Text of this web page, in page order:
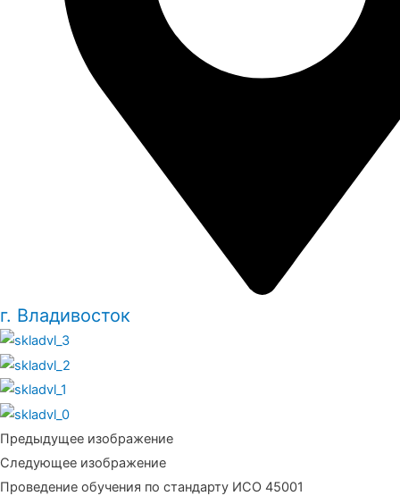
г. Владивосток
Предыдущее изображение
Следующее изображение
Проведение обучения по стандарту ИСО 45001